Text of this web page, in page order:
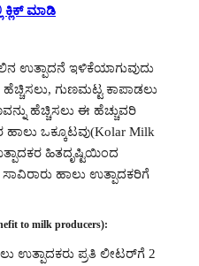
ಕ್ಲಿಕ್ ಮಾಡಿ
ಉತ್ಪಾದನೆ ಇಳಿಕೆಯಾಗುವುದು
ಗುಣಮಟ್ಟ ಕಾಪಾಡಲು
ಹೆಚ್ಚಿಸಲು ಈ ಹೆಚ್ಚುವರಿ
ಒಕ್ಕೂಟವು(Kolar Milk
ಹಿತದೃಷ್ಟಿಯಿಂದ
ಹಾಲು ಉತ್ಪಾದಕರಿಗೆ
to milk producers):
ಉತ್ಪಾದಕರು ಪ್ರತಿ ಲೀಟರ್‌ಗೆ 2